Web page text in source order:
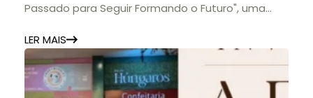
Passado para Seguir Formando o Futuro", uma
importantes instituições de ensino de Nova
Friburgo e do Brasil.
A mostra convida o público a conhecer o legado
LER MAIS